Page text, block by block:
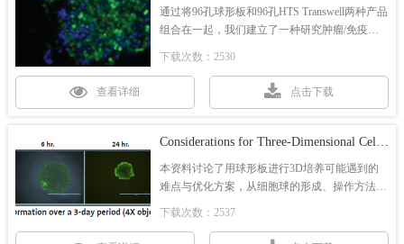
通过将96孔球形板和96孔HTS Transwell两种产品
组合在一起，我们建立了一种研究肿瘤/免疫细
量检测系统中研究免疫细胞归巢、肿瘤细胞毒性
下载次数：2530
查看详细 点击下载
本资料讨论了用球形板进行3D培养可能遇到的
难点与优化方案，从细胞球的形成、操作方法、
下载次数：2537